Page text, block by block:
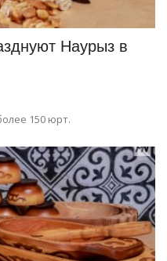
Наурыз в
150 юрт.